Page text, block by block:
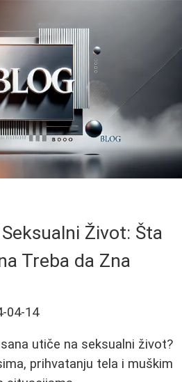
Život: Šta
Treba da Zna
04-14
utiče na seksualni život?
prihvatanju tela i muškim